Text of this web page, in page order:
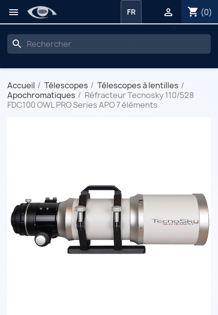
 shopping_cart (0)

FR
search
Accueil Télescopes
Télescopes à lentilles
Apochromatiques
Réfracteur Tecnosky 110/528
FDC100 OWL PRO Series APO 7 éléments